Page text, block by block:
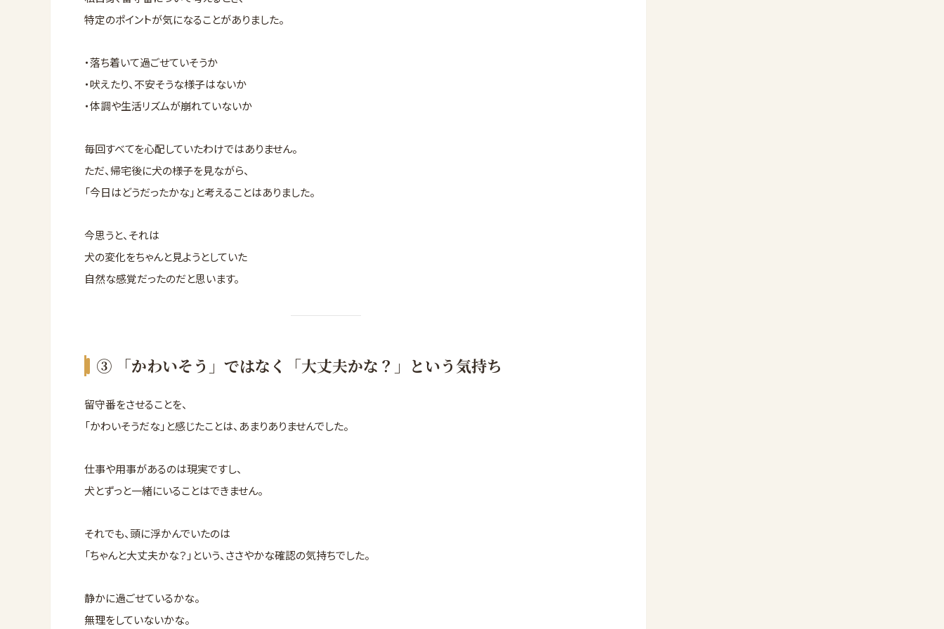
特定のポイントが気になることがありました。
・落ち着いて過ごせていそうか
・吠えたり、不安そうな様子はないか
・体調や生活リズムが崩れていないか
毎回すべてを心配していたわけではありません。
ただ、帰宅後に犬の様子を見ながら、
「今日はどうだったかな」と考えることはありました。
今思うと、それは
犬の変化をちゃんと見ようとしていた
自然な感覚だったのだと思います。
③ 「かわいそう」ではなく「大丈夫かな？」という気持ち
留守番をさせることを、
「かわいそうだな」と感じたことは、あまりありませんでした。
仕事や用事があるのは現実ですし、
犬とずっと一緒にいることはできません。
それでも、頭に浮かんでいたのは
「ちゃんと大丈夫かな？」という、ささやかな確認の気持ちでした。
静かに過ごせているかな。
無理をしていないかな。